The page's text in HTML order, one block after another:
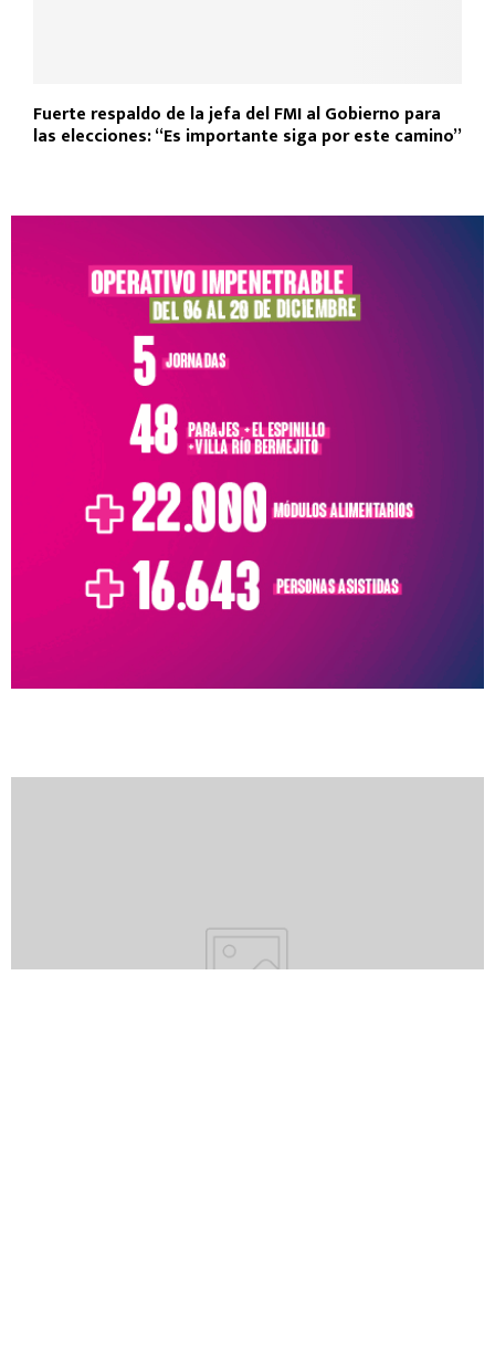
Fuerte respaldo de la jefa del FMI al Gobierno para
las elecciones: “Es importante siga por este camino”